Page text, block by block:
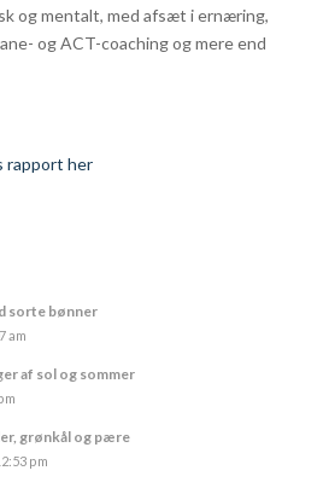
og mentalt, med afsæt i ernæring,
og ACT-coaching og mere end
rapport her
sorte bønner
am
af sol og sommer
grønkål og pære
pm